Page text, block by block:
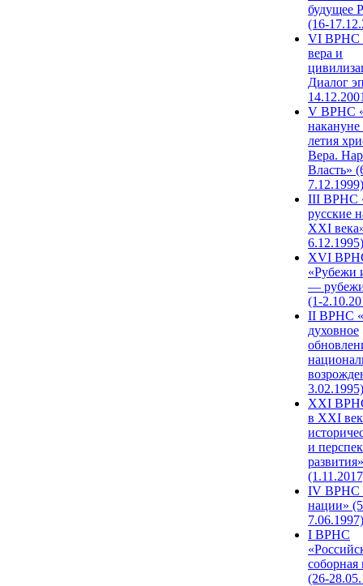
будущее
(16-
VI ВРНС
вера и
Диалог
V ВРНС
накануне
летия
Вера.
Власть»
7.12.1999)
III ВРНС
русские
XXI
6.12.1995)
XVI
«Рубежи
—
(1-
II ВРНС
духовное
3.02.1995)
XХI
в XXI
и
развития»
IV ВРНС
нации»
7.06.1997)
I ВРНС
(26-